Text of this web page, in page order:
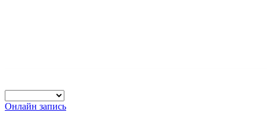
Онлайн запись